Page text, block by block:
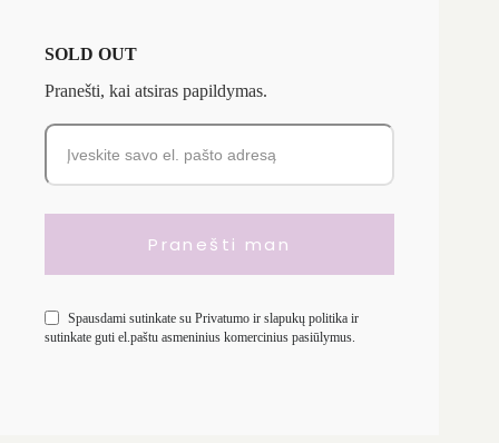
SOLD OUT
Pranešti, kai atsiras papildymas.
Spausdami sutinkate su Privatumo ir slapukų politika ir
sutinkate guti el.paštu asmeninius komercinius pasiūlymus.